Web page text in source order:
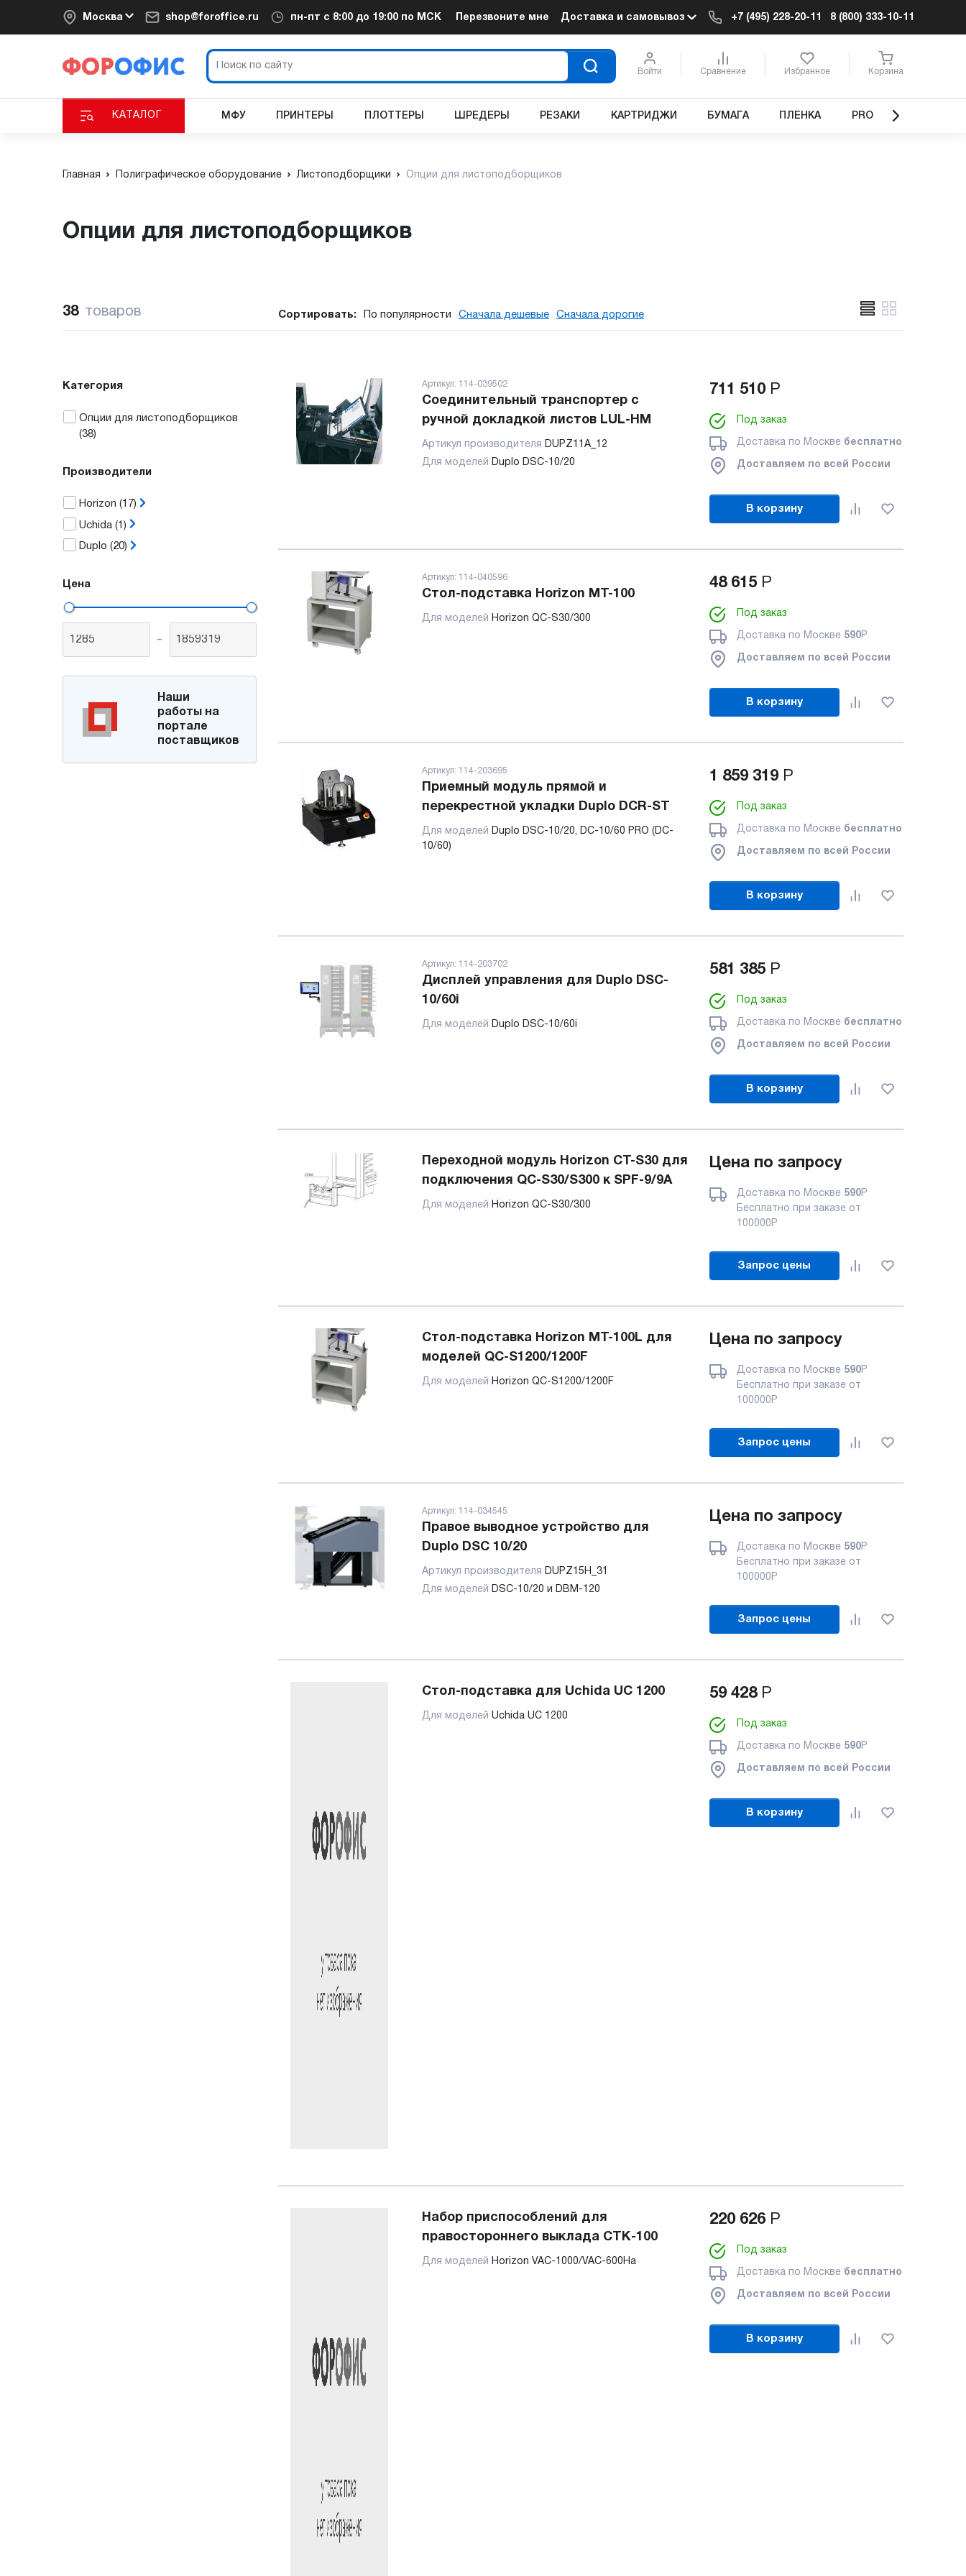
Москва shop@foroffice.ru пн-пт с 8:00 до 19:00 по МСК Перезвоните мне Доставка и самовывоз +7 (495) 228-20-11 8 (800) 333-10-11
Войти Сравнение Избранное Корзина
КАТАЛОГ МФУ ПРИНТЕРЫ ПЛОТТЕРЫ ШРЕДЕРЫ РЕЗАКИ КАРТРИДЖИ БУМАГА ПЛЕНКА PRO
Главная Полиграфическое оборудование Листоподборщики Опции для листоподборщиков
Опции для листоподборщиков
38 товаров Сортировать: По популярности Сначала дешевые Сначала дорогие
Категория
Опции для листоподборщиков
(38)
Производители
Horizon (17)
Uchida (1)
Duplo (20)
Цена
-
Наши
работы на
портале
поставщиков
Артикул: 114-039502
Соединительный транспортер с
ручной докладкой листов LUL-HM
Артикул производителя DUPZ11A_12
Для моделей Duplo DSC-10/20
711 510 Р
Под заказ
Доставка по Москве бесплатно
Доставляем по всей России
В корзину
Артикул: 114-040596
Стол-подставка Horizon MT-100
Для моделей Horizon QC-S30/300
48 615 Р
Под заказ
Доставка по Москве 590Р
Доставляем по всей России
В корзину
Артикул: 114-203695
Приемный модуль прямой и
перекрестной укладки Duplo DCR-ST
Для моделей Duplo DSC-10/20, DC-10/60 PRO (DC-
10/60)
1 859 319 Р
Под заказ
Доставка по Москве бесплатно
Доставляем по всей России
В корзину
Артикул: 114-203702
Дисплей управления для Duplo DSC-
10/60i
Для моделей Duplo DSC-10/60i
581 385 Р
Под заказ
Доставка по Москве бесплатно
Доставляем по всей России
В корзину
Переходной модуль Horizon CT-S30 для
подключения QC-S30/S300 к SPF-9/9A
Для моделей Horizon QC-S30/300
Цена по запросу
Доставка по Москве 590Р
Бесплатно при заказе от
100000 Р
Запрос цены
Стол-подставка Horizon MT-100L для
моделей QC-S1200/1200F
Для моделей Horizon QC-S1200/1200F
Цена по запросу
Доставка по Москве 590Р
Бесплатно при заказе от
100000 Р
Запрос цены
Артикул: 114-034545
Правое выводное устройство для
Duplo DSC 10/20
Артикул производителя DUPZ15H_31
Для моделей DSC-10/20 и DBM-120
Цена по запросу
Доставка по Москве 590Р
Бесплатно при заказе от
100000 Р
Запрос цены
Стол-подставка для Uchida UC 1200
Для моделей Uchida UC 1200
59 428 Р
Под заказ
Доставка по Москве 590Р
Доставляем по всей России
В корзину
Набор приспособлений для
правостороннего выклада CTK-100
Для моделей Horizon VAC-1000/VAC-600Ha
220 626 Р
Под заказ
Доставка по Москве бесплатно
Доставляем по всей России
В корзину